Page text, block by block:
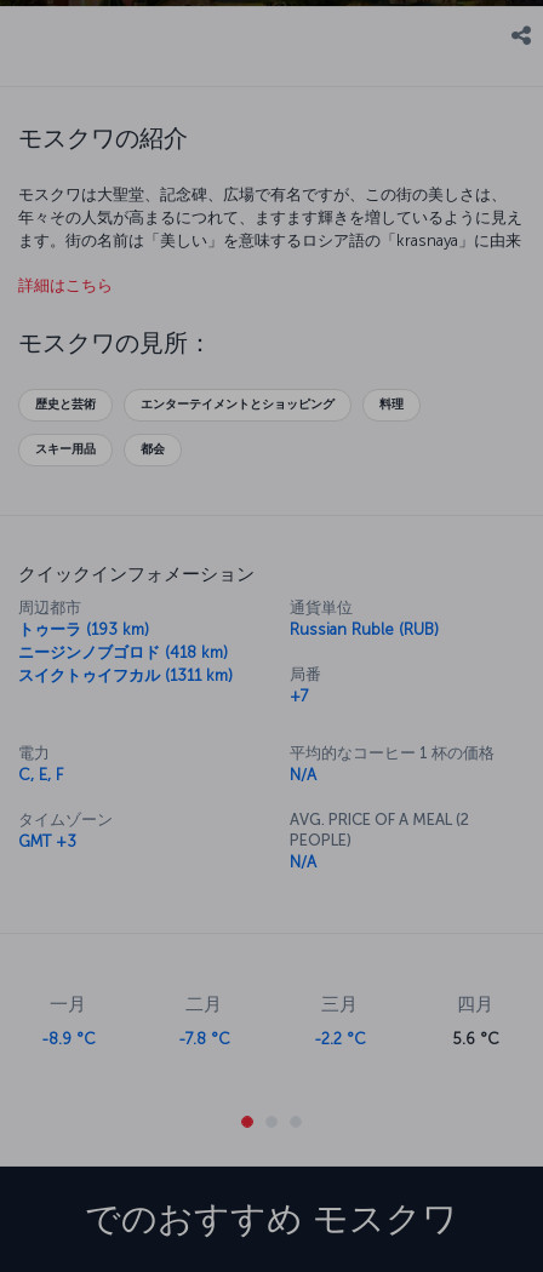
モスクワの紹介
モスクワは大聖堂、記念碑、広場で有名ですが、この街の美しさは、
年々その人気が高まるにつれて、ますます輝きを増しているように見え
ます。街の名前は「美しい」を意味するロシア語の「krasnaya」に由来
「赤」と翻訳されることがよくあります。赤の広場周辺では、聖ワシリ
などいくつもの見所があります。次は、街の中心部にある壮大な城塞の
ような大統領官邸の複合施設、クレムリンへと向かいましょう。この付
プーシキン州立博物館には、トロイの古代都市まで遡る驚くべき作品が
著名な人物が何人も埋葬されています。そしてもちろん、世界最高のバ
詳細はこちら
モスクワの見所：
歴史と芸術 エンターテイメントとショッピング 料理
スキー用品 都会
クイックインフォメーション
周辺都市
トゥーラ (193 km)
ニージンノブゴロド (418 km)
スイクトゥイフカル (1311 km)
通貨単位
Russian Ruble (RUB)
局番
+7
電力
C, E, F
タイムゾーン
GMT +3
平均的なコーヒー 1 杯の価格
N/A
AVG. PRICE OF A MEAL (2
PEOPLE)
N/A
一月
-8.9 °C
二月
-7.8 °C
三月
-2.2 °C
四月
5.6 °C
でのおすすめ モスクワ